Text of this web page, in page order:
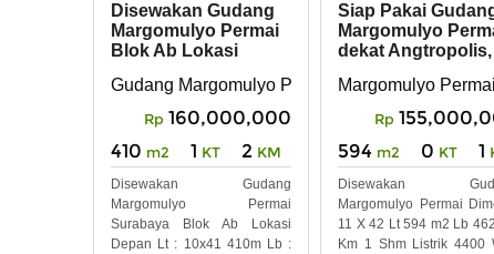
Disewakan Gudang
Margomulyo Permai
Blok Ab Lokasi
Barat
Gudang Margomulyo Permai , Surabaya Barat
Rp 160,000,000
410 m2 1 KT 2 KM
Disewakan Gudang
Margomulyo Permai
Surabaya Blok Ab Lokasi
Depan Lt : 10x41 410m Lb :
Siap Pakai
Margomulyo
dekat Angtropolis,
Margomulyo Permai
Rp
594 m2 0 KT 1
Disewakan
Margomulyo Permai
11 X 42 Lt 594 m2 Lb
Km 1 Shm Listrik 4400